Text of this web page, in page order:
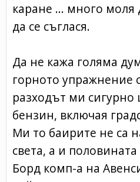
каране ... много моля
да се съглася.
Да не кажа голяма
горното упражнение
разходът ми
бензин, включая
Ми то баирите не са
света, а и
Борд комп-а на